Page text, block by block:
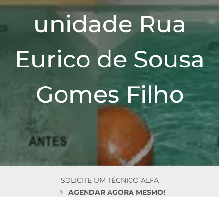
unidade Rua
Eurico de Sousa
Gomes Filho
SOLICITE UM TÉCNICO ALFA
AGENDAR AGORA MESMO!